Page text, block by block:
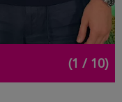
(1 / 10)